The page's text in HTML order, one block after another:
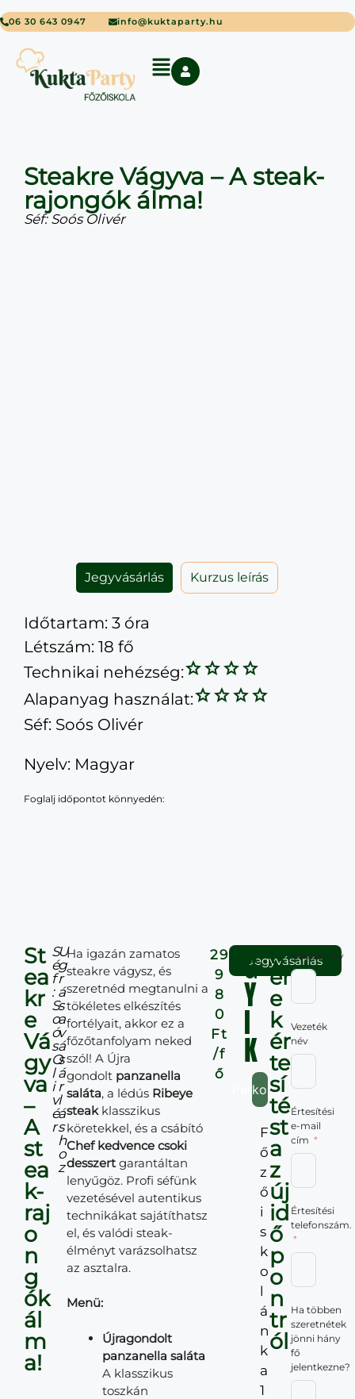
06 30 643 0947 info@kuktaparty.hu
Steakre Vágyva – A steak-
rajongók álma!
Séf: Soós Olivér
Jegyvásárlás Kurzus leírás
Időtartam: 3 óra
Létszám: 18 fő
Technikai nehézség:
Alapanyag használat:
Séf: Soós Olivér
Nyelv: Magyar
Foglalj időpontot könnyedén:
St
ea
kr
e
Vá
gy
va
–
A
st
ea
k-
raj
o
n
g
ók
ál
m
a!
S
é
f
:
S
o
ó
s
O
l
i
v
é
r
U
g
r
á
s
a
v
á
s
á
r
l
á
s
h
o
z
Ha igazán zamatos
steakre vágysz, és
szeretnéd megtanulni a
tökéletes elkészítés
fortélyait, akkor ez a
főzőtanfolyam neked
szól! A Újra
gondoltpanzanella
saláta, a lédús Ribeye
steakklasszikus
köretekkel, és a csábító
Chef kedvence csoki
desszertgarantáltan
lenyűgöz. Profi séfünk
vezetésével autentikus
technikákat sajátíthatsz
el, és valódi steak-
élményt varázsolhatsz
az asztalra.
Menü:
Újragondolt
panzanella saláta
A klasszikus
toszkán
29
9
8
0
Ft
/f
ő
Jegyvásárlás
G
Y
I
K
Parkolás:
F
ő
z
ő
i
s
k
o
l
á
n
k
a
1
K
ér
e
k
ér
te
sí
té
st
a
z
új
id
ő
p
o
n
tr
ól
Keresztnév
Vezeték
név
Értesítési
e-mail
cím
Értesítési
telefonszám.
Ha többen
szeretnétek
jönni hány
fő
jelentkezne?